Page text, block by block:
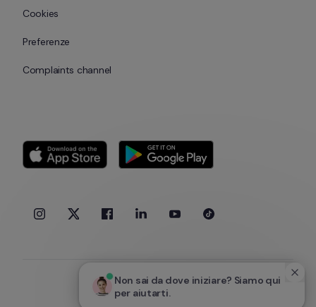
Non sai da dove iniziare? Siamo qui
per aiutarti.
Cookies
Preferenze
Complaints channel